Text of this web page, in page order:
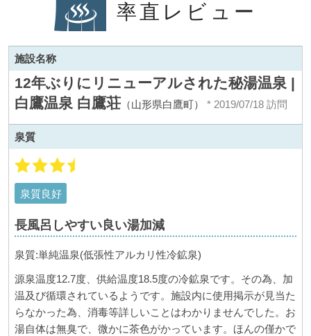
率直レビュー
施設名称
12年ぶりにリニューアルされた秘湯温泉 |
白鷹温泉 白鷹荘 （山形県白鷹町） * 2019/07/18 訪問
泉質
泉質良好
長風呂しやすい良い湯加減
泉質:単純温泉(低張性アルカリ性冷鉱泉)
源泉温度12.7度、供給温度18.5度の冷鉱泉です。その為、加
温及び循環されているようです。施設内に使用掲示が見当た
らなかった為、消毒等詳しいことはわかりませんでした。お
湯自体は無臭で、微かに茶色がかっています。ほんの僅かで